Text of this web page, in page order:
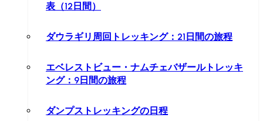
表（12日間）
ダウラギリ周回トレッキング：21日間の旅程
エベレストビュー・ナムチェバザールトレッキ
ング：9日間の旅程
ダンプストレッキングの日程